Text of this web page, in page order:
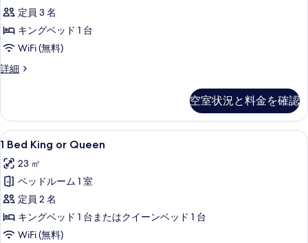
示
す
る
Bed
の
す
べ
写
真
を
表
示
す
る
定員 3 名
キングベッド 1 台
WiFi (無料)
詳細
Corner
King
Bed
の
細
空室状況と料金を確認
1
Bed
King
or
Queen
の
す
エジプト綿のシーツ、高級寝具、ピ
5
1 Bed King or Queen
23 ㎡
ベッドルーム 1 室
定員 2 名
キングベッド 1 台またはクイーンベッド 1 台
WiFi (無料)